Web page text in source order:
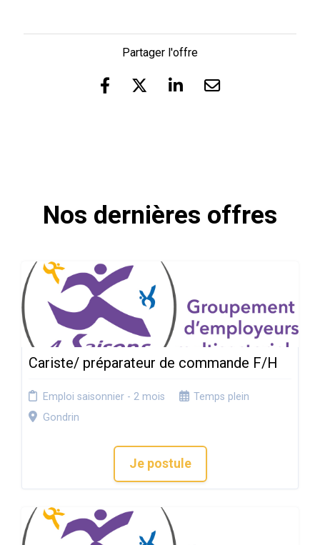
Partager l'offre
Nos dernières offres
Cariste/ préparateur de commande F/H
Emploi saisonnier - 2 mois
Temps plein
Gondrin
Je postule